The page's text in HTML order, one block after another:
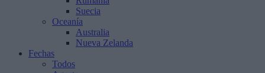
Suecia
Oceanía
Australia
Nueva Zelanda
Fechas
Todos